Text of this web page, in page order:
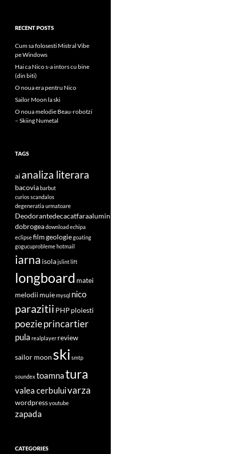
RECENT POSTS
Cum sa folosesti Mistral Vibe
pe Windows
Hai ca Nico s-a intors cu bine
(din biti)
O noua era pentru Nico
Sailor Moon la ski
O noua melodie Beau-robotzi
– Skiing Numetal
TAGS
ai analiza literara
bacoviabarbut
curios scandalos
degeneratia urmatoare
Deodorantedecacatfaraaluminiu
dobrogeadownloadechipa
eclipsefilmgeologiegoating
gogucuproblemehotmail
iarna isolajslintlift
longboard matei
melodii muiemysql nico
parazitii PHP ploiesti
poezieprincartier
pula realplayer review
sailor moon ski smtp
soundex toamnatura
valea cerbuluivarza
wordpressyoutube
zapada
CATEGORIES